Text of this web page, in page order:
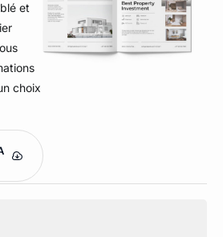
et
choix